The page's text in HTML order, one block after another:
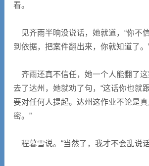
看。
见齐雨半晌没说话，她就道，“你不
到依据，把案件翻出来，你就知道了。
齐雨还真不信任，她一个人能翻了
去了达州，她就劝了句，“这话你也就
要对任何人提起。达州这作业不论是
密。”
程暮雪说。“当然了，我才不会乱说